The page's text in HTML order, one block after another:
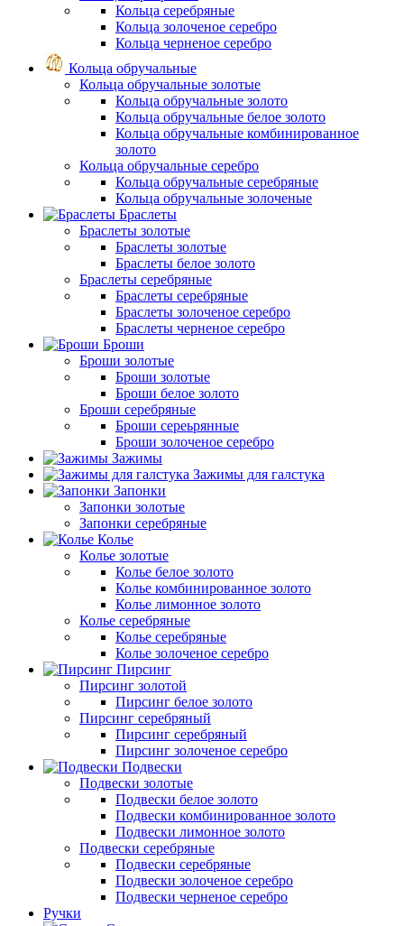
Кольца серебряные
Кольца золоченое серебро
Кольца черненое серебро
Кольца обручальные
Кольца обручальные золотые
Кольца обручальные золото
Кольца обручальные белое золото
Кольца обручальные комбинированное
золото
Кольца обручальные серебро
Кольца обручальные серебряные
Кольца обручальные золоченые
Браслеты
Браслеты золотые
Браслеты золотые
Браслеты белое золото
Браслеты серебряные
Браслеты cеребряные
Браслеты золоченое серебро
Браслеты черненое серебро
Броши
Броши золотые
Броши золотые
Броши белое золото
Броши серебряные
Броши сереьрянные
Броши золоченое серебро
Зажимы
Зажимы для галстука
Запонки
Запонки золотые
Запонки серебряные
Колье
Колье золотые
Колье белое золото
Колье комбинированное золото
Колье лимонное золото
Колье серебряные
Колье серебряные
Колье золоченое серебро
Пирсинг
Пирсинг золотой
Пирсинг белое золото
Пирсинг серебряный
Пирсинг серебряный
Пирсинг золоченое серебро
Подвески
Подвески золотые
Подвески белое золото
Подвески комбинированное золото
Подвески лимонное золото
Подвески серебряные
Подвески серебряные
Подвески золоченое серебро
Подвески черненое серебро
Ручки